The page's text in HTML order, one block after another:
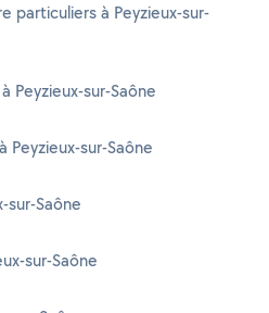
particuliers à Peyzieux-sur-
Peyzieux-sur-Saône
Peyzieux-sur-Saône
sur-Saône
sur-Saône